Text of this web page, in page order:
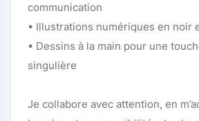
communication
• Illustrations numériques en noir
• Dessins à la main pour une
singulière
Je collabore avec attention, en